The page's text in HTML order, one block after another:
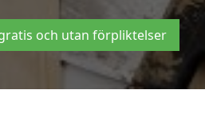
och utan förpliktelser